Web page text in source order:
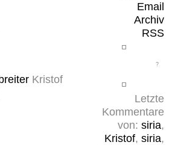
Email
Archiv
RSS
Letzte
Kommentare
von: siria,
Kristof, siria,
breiter Kristof